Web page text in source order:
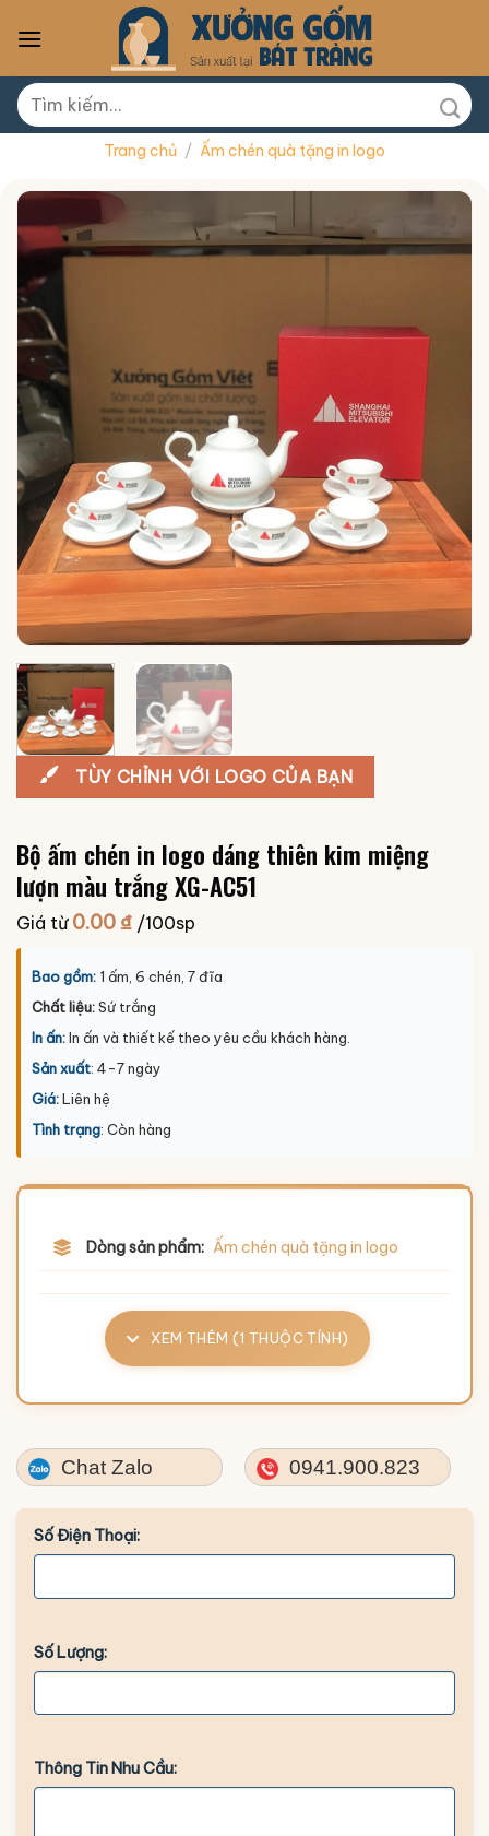
Tìm
kiếm:
Trang chủ / Ấm chén quà tặng in logo
TÙY CHỈNH VỚI LOGO CỦA BẠN
Bộ ấm chén in logo dáng thiên kim miệng
lượn màu trắng XG-AC51
Giá từ 0.00₫ /100sp
Bao gồm: 1 ấm, 6 chén, 7 đĩa
Chất liệu:Sứ trắng
In ấn:In ấn và thiết kế theo yêu cầu khách hàng.
Sản xuất: 4-7 ngày
Giá:Liên hệ
Tình trạng: Còn hàng
Dòng sản phẩm: Ấm chén quà tặng in logo
XEM THÊM (1 THUỘC TÍNH)
Chat Zalo 0941.900.823
Số Điện Thoại:
Số Lượng:
Thông Tin Nhu Cầu: